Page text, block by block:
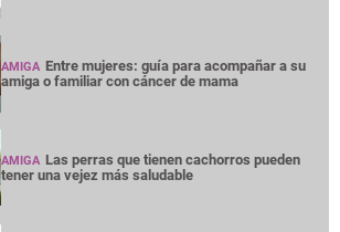
AMIGA Entre mujeres: guía para acompañar a su
amiga o familiar con cáncer de mama
AMIGA Las perras que tienen cachorros pueden
tener una vejez más saludable